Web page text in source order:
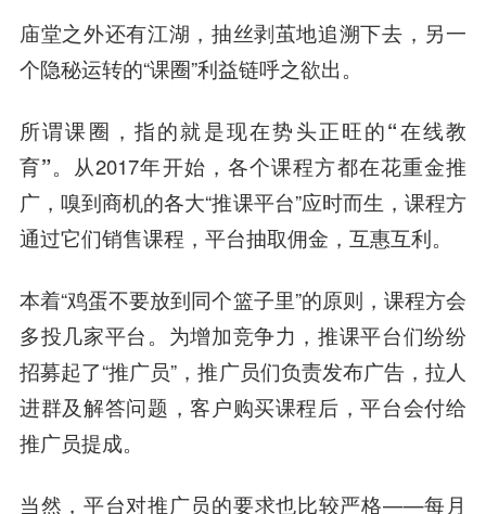
庙堂之外还有江湖，抽丝剥茧地追溯下去，另一
个隐秘运转的“课圈”利益链呼之欲出。
所谓课圈，指的就是现在势头正旺的“在线教
育”。 从2017年开始，各个课程方都在花重金推
广，嗅到商机的各大“推课平台”应时而生，课程方
通过它们销售课程，平台抽取佣金，互惠互利。
本着“鸡蛋不要放到同个篮子里”的原则，课程方会
多投几家平台。为增加竞争力，推课平台们纷纷
招募起了“推广员”，推广员们负责发布广告，拉人
进群及解答问题，客户购买课程后，平台会付给
推广员提成。
当然，平台对推广员的要求也比较严格——每月